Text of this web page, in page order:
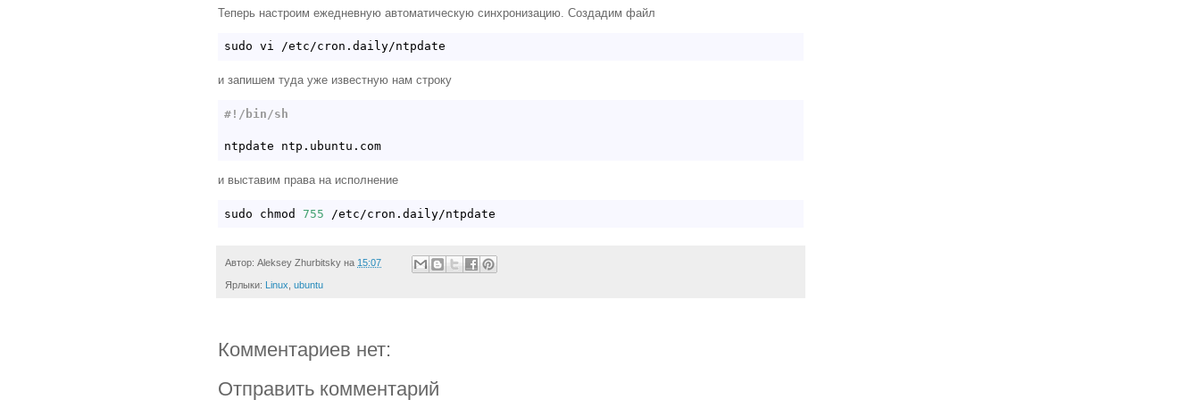
Теперь настроим ежедневную автоматическую синхронизацию. Создадим файл
и запишем туда уже известную нам строку
#!/bin/sh
ntpdate ntp.ubuntu.com
и выставим права на исполнение
sudo chmod 755
Автор: Aleksey Zhurbitsky на 15:07
Ярлыки: Linux ubuntu
Комментариев нет:
Отправить комментарий